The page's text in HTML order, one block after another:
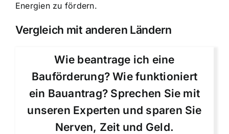
Energien zu fördern.
Vergleich mit anderen Ländern
Wie beantrage ich eine
Bauförderung? Wie funktioniert
ein Bauantrag? Sprechen Sie mit
unseren Experten und sparen Sie
Nerven, Zeit und Geld.